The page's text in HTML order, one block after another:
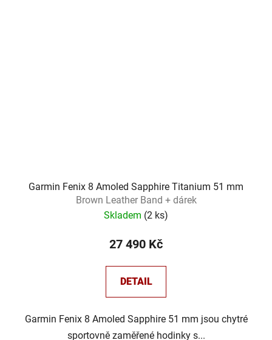
Garmin Fenix 8 Amoled Sapphire Titanium 51 mm
Brown Leather Band + dárek
Skladem (2 ks)
27 490 Kč
DETAIL
Garmin Fenix 8 Amoled Sapphire 51 mm jsou chytré
sportovně zaměřené hodinky s...